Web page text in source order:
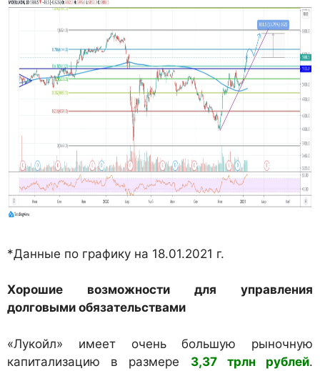
*Данные по графику на 18.01.2021 г.
Хорошие возможности для управления
долговыми обязательствами
«Лукойл» имеет очень большую рыночную
капитализацию в размере 3,37 трлн рублей.